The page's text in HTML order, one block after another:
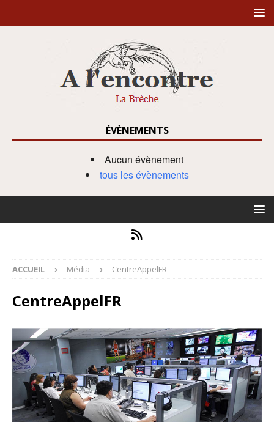
ÉVÈNEMENTS
Aucun évènement
tous les évènements
ACCUEIL Média CentreAppelFR
CentreAppelFR